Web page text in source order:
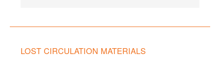
LOST CIRCULATION MATERIALS